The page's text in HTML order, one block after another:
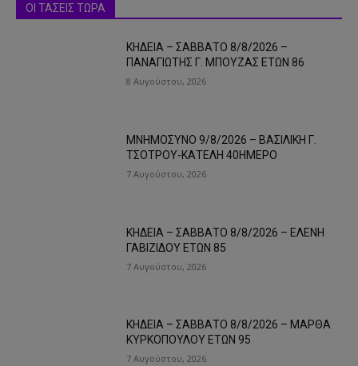
ΟΙ ΤΑΣΕΙΣ ΤΩΡΑ
ΚΗΔΕΙΑ – ΣΑΒΒΑΤΟ 8/8/2026 –
ΠΑΝΑΓΙΩΤΗΣ Γ. ΜΠΟΥΖΑΣ ΕΤΩΝ 86
8 Αυγούστου, 2026
ΜΝΗΜΟΣΥΝΟ 9/8/2026 – ΒΑΣΙΛΙΚΗ Γ.
ΤΣΟΤΡΟΥ-ΚΑΤΕΛΗ 40ΗΜΕΡΟ
7 Αυγούστου, 2026
ΚΗΔΕΙΑ – ΣΑΒΒΑΤΟ 8/8/2026 – ΕΛΕΝΗ
ΓΑΒΙΖΙΔΟΥ ΕΤΩΝ 85
7 Αυγούστου, 2026
ΚΗΔΕΙΑ – ΣΑΒΒΑΤΟ 8/8/2026 – ΜΑΡΘΑ
ΚΥΡΚΟΠΟΥΛΟΥ ΕΤΩΝ 95
7 Αυγούστου, 2026